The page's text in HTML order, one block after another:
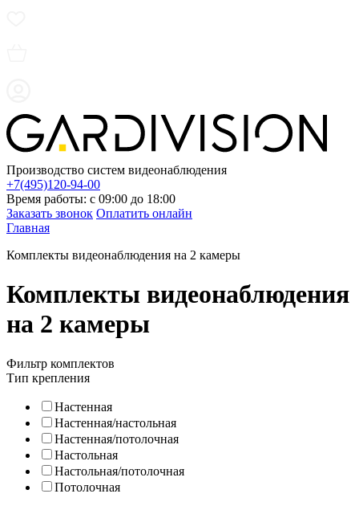
Производство систем видеонаблюдения
+7(495)120-94-00
Время работы: с 09:00 до 18:00
Заказать звонок Оплатить онлайн
Главная
Комплекты видеонаблюдения на 2 камеры
Комплекты видеонаблюдения
на 2 камеры
Фильтр комплектов
Тип крепления
Настенная
Настенная/настольная
Настенная/потолочная
Настольная
Настольная/потолочная
Потолочная